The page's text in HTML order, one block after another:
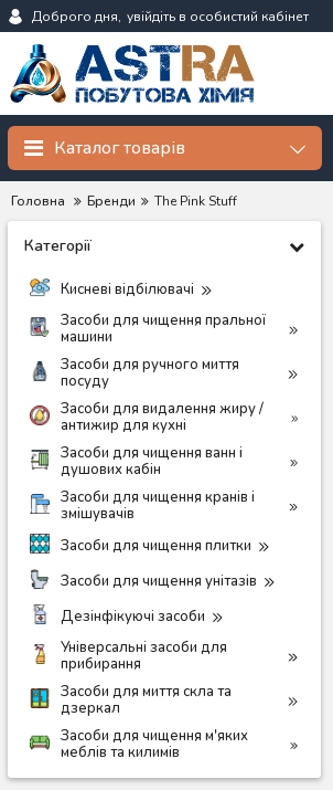
Доброго дня, увійдіть в особистий кабінет
Каталог товарів
Головна Бренди The Pink Stuff
Категорії
Кисневі відбілювачі
Засоби для чищення пральної
машини
Засоби для ручного миття
посуду
Засоби для видалення жиру /
антижир для кухні
Засоби для чищення ванн і
душових кабін
Засоби для чищення кранів і
змішувачів
Засоби для чищення плитки
Засоби для чищення унітазів
Дезінфікуючі засоби
Універсальні засоби для
прибирання
Засоби для миття скла та
дзеркал
Засоби для чищення м'яких
меблів та килимів